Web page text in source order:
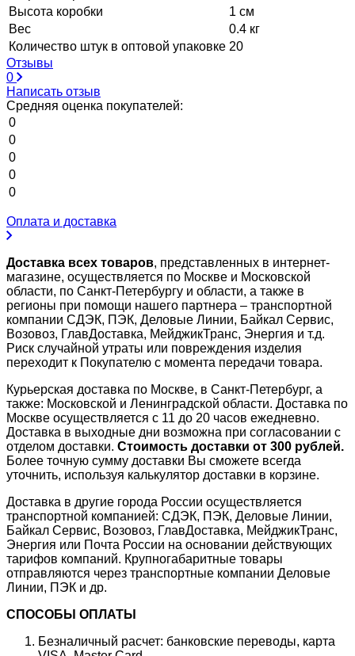
Высота коробки
1 см
Вес
0.4 кг
Количество штук в оптовой упаковке 20
Отзывы
0
Написать отзыв
Средняя оценка покупателей:
0
0
0
0
0
Оплата и доставка
Доставка всех товаров, представленных в интернет-
магазине, осуществляется по Москве и Московской
области, по Санкт-Петербургу и области, а также в
регионы при помощи нашего партнера – транспортной
компании СДЭК, ПЭК, Деловые Линии, Байкал Сервис,
Возовоз, ГлавДоставка, МейджикТранс, Энергия и т.д.
Риск случайной утраты или повреждения изделия
переходит к Покупателю с момента передачи товара.
Курьерская доставка по Москве, в Санкт-Петербург, а
также: Московской и Ленинградской области. Доставка по
Москве осуществляется с 11 до 20 часов ежедневно.
Доставка в выходные дни возможна при согласовании с
отделом доставки. Стоимость доставки от 300 рублей.
Более точную сумму доставки Вы сможете всегда
уточнить, используя калькулятор доставки в корзине.
Доставка в другие города России осуществляется
транспортной компанией: СДЭК, ПЭК, Деловые Линии,
Байкал Сервис, Возовоз, ГлавДоставка, МейджикТранс,
Энергия или Почта России на основании действующих
тарифов компаний. Крупногабаритные товары
отправляются через транспортные компании Деловые
Линии, ПЭК и др.
СПОСОБЫ ОПЛАТЫ
Безналичный расчет: банковские переводы, карта